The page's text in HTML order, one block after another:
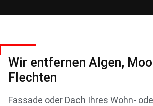
Wir entfernen Algen,
Flechten
Fassade oder Dach Ihres Wohn-